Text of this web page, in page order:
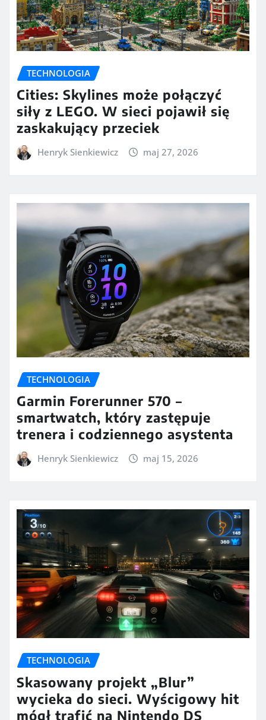
TECHNOLOGIA
Cities: Skylines może połączyć
siły z LEGO. W sieci pojawił się
zaskakujący przeciek
Henryk Sienkiewicz maj 27, 2026
TECHNOLOGIA
Garmin Forerunner 570 –
smartwatch, który zastępuje
trenera i codziennego asystenta
Henryk Sienkiewicz maj 15, 2026
TECHNOLOGIA
Skasowany projekt „Blur”
wycieka do sieci. Wyścigowy hit
mógł trafić na Nintendo DS